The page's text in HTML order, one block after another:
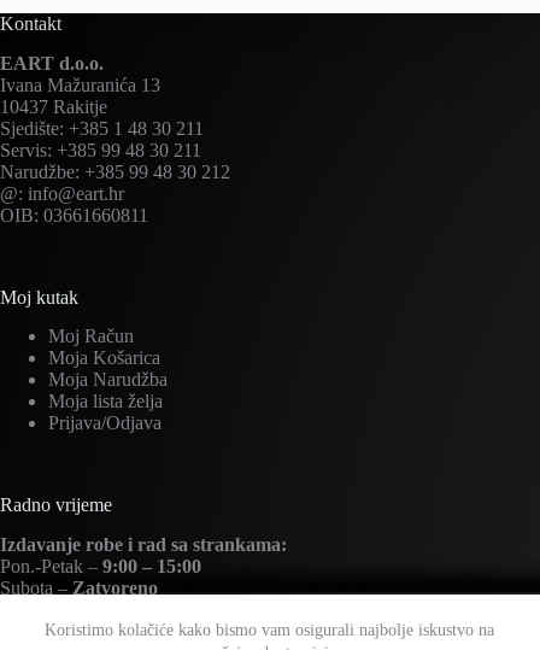
Koristimo kolačiće kako bismo vam osigurali najbolje iskustvo na
Kontakt
EART d.o.o.
Ivana Mažuranića 13
10437 Rakitje
Sjedište: +385 1 48 30 211
Servis: +385 99 48 30 211
Narudžbe: +385 99 48 30 212
@: info@eart.hr
OIB: 03661660811
Moj kutak
Moj Račun
Moja Košarica
Moja Narudžba
Moja lista želja
Prijava/Odjava
Radno vrijeme
Izdavanje robe i rad sa strankama:
Pon.-Petak – 9:00 – 15:00
Subota – Zatvoreno